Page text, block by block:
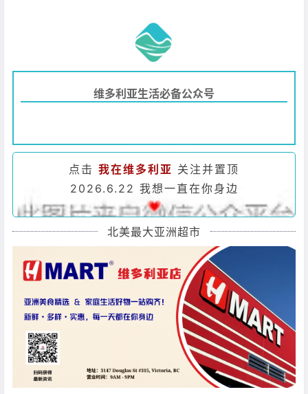
维多利亚生活必备公众号
点击 我在维多利亚 关注并置顶
2026.6.22 我想一直在你身边
北美最大亚洲超市